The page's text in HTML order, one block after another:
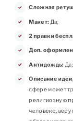
Сложная
Макет: Да;
2 правки
Доп.
Антидождь: Да;
Описание
сфере может
религиозную
человеке, веру